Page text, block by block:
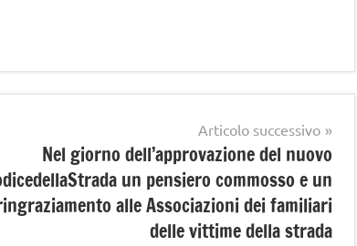
Articolo successivo
Nel giorno dell’approvazione del nuovo
un pensiero commosso e un
alle Associazioni dei familiari
delle vittime della strada